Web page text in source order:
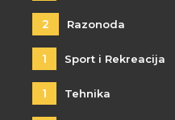
2 Razonoda
1 Sport i Rekreacija
1 Tehnika